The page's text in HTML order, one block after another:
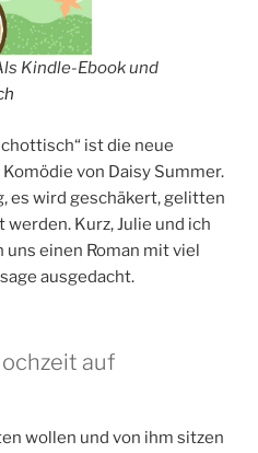
Kindle-Ebook und
ist die neue
von Daisy Summer.
es wird geschäkert, gelitten
Kurz, Julie und ich
uns einen Roman mit viel
ausgedacht.
auf
wollen und von ihm sitzen